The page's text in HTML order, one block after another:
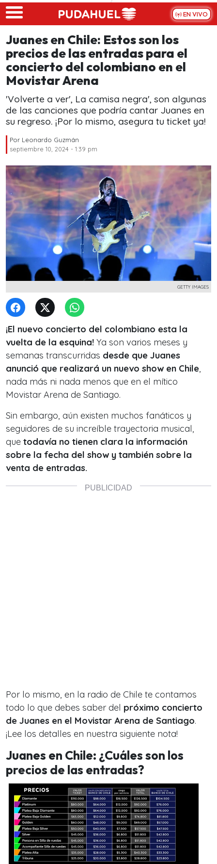
Skip to main content
EN VIVO
Juanes en Chile: Estos son los
precios de las entradas para el
concierto del colombiano en el
Movistar Arena
'Volverte a ver', La camisa negra', son algunas
de las canciones que podría cantar Juanes en
su regreso. ¡Por lo mismo, asegura tu ticket ya!
Por Leonardo Guzmán
septiembre 10, 2024 - 1:39 pm
GETTY IMAGES
¡El nuevo concierto del colombiano esta la
vuelta de la esquina! Ya son varios meses y
semanas transcurridas desde que Juanes
anunció que realizará un nuevo show en Chile,
nada más ni nada menos que en el mítico
Movistar Arena de Santiago.
Sin embargo, aún existen muchos fanáticos y
seguidores de su increíble trayectoria musical,
que todavía no tienen clara la información
sobre la fecha del show y también sobre la
venta de entradas.
Por lo mismo, en la radio de Chile te contamos
todo lo que debes saber del próximo concierto
de Juanes en el Movistar Arena de Santiago.
¡Lee los detalles en nuestra siguiente nota!
Juanes en Chile: ¿Cuáles son los
precios de las entradas?